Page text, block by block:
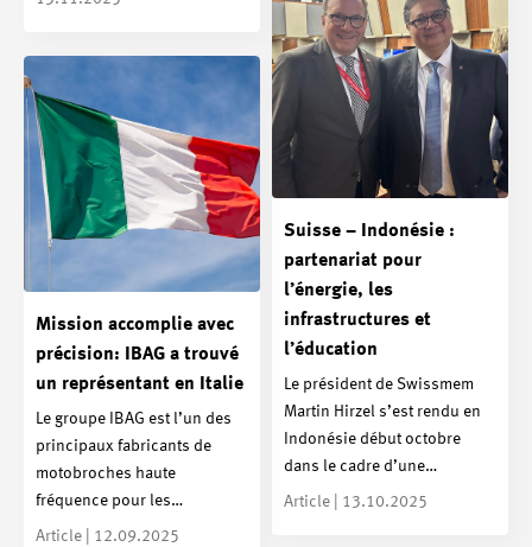
Suisse – Indonésie :
partenariat pour
l’énergie, les
infrastructures et
l’éducation
Le président de Swissmem
Martin Hirzel s’est rendu en
Indonésie début octobre
dans le cadre d’une…
Article | 13.10.2025
Mission accomplie avec
précision: IBAG a trouvé
un représentant en Italie
Le groupe IBAG est l’un des
principaux fabricants de
motobroches haute
fréquence pour les…
Article | 12.09.2025